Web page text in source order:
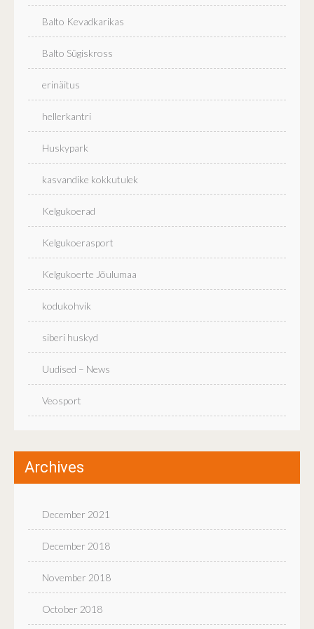
Balto Kevadkarikas
Balto Sügiskross
erinäitus
hellerkantri
Huskypark
kasvandike kokkutulek
Kelgukoerad
Kelgukoerasport
Kelgukoerte Jõulumaa
kodukohvik
siberi huskyd
Uudised – News
Veosport
Archives
December 2021
December 2018
November 2018
October 2018